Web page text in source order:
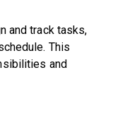
and track tasks,
This
and